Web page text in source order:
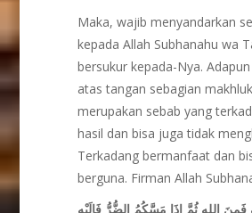
Maka, wajib menyandarkan
kepada Allah Subhanahu wa
bersukur kepada-Nya.
atas tangan sebagian
merupakan sebab yang
hasil dan bisa juga tidak
Terkadang bermanfaat dan
berguna. Firman Allah
اللهِ ثُمَّ إِذَا مَسَّكُمُ الضُّرُّ فَإِلَيْهِ